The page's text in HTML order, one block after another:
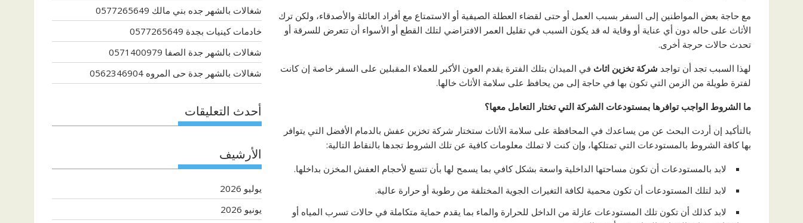
مع حاجة بعض المواطنين إلى السفر بسبب العمل أو حتى لقضاء العطلة الصيفية أو الاستمتاع مع أفراد العائلة والأصدقاء، ولكن ترك
الأثاث على حاله دون أي عناية أو وقاية له قد يكون السبب في تقليل العمر الافتراضي لتلك القطع أو الأسواء أن تتعرض للسرقة أو
تحدث حالات حرجة أخرى.
لهذا السبب تجد أن تواجد شركة تخزين اثاث في الميدان بتلك الفترة يقدم العون الأكبر للعملاء المقبلين على السفر خاصة إن كانت
لفترة طويلة من الزمن التي تكون بها في حاجة إلى من يحافظ على سلامة الأثاث خالها.
ما الشروط الواجب توافرها بمستودعات الشركة التي تختار التعامل معها؟
بالتأكيد إن أردت البحث عن من يساعدك في المحافظة على سلامة الأثاث ستختار شركة تخزين عفش بالدمام الأفضل التي يتوافر
بها كافة الشروط بالمستودعات التي تمتلكها، وإن كنت لا تملك معلومات كافية عن تلك الشروط تجدها بالنقاط التالية:
لابد بالمستودعات أن تكون مساحتها الداخلية واسعة بشكل كافي بما يسمح لها بأن تتسع لأحجام العفش المخزن بداخلها.
لابد لتلك المستودعات أن تكون محمية لكافة التغيرات الجوية المختلفة من رطوبة أو حرارة عالية.
لابد كذلك أن تكون تلك المستودعات عازلة من الداخل للحرارة والماء بما يقدم حماية متكاملة في حالات تسرب المياه أو
شغالات بالشهر جده بني مالك 0577265649
خادمات كينيات بجدة 0577265649
شغالات بالشهر جدة الصفا 0571400979
شغالات بالشهر جدة حى المروه 0562346904
أحدث التعليقات
الأرشيف
يوليو 2026
يونيو 2026